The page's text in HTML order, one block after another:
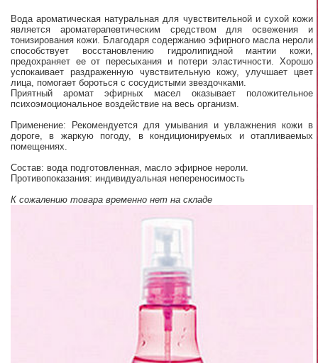
Вода ароматическая натуральная для чувствительной и сухой кожи
является ароматерапевтическим средством для освежения и
тонизирования кожи. Благодаря содержанию эфирного масла нероли
способствует восстановлению гидролипидной мантии кожи,
предохраняет ее от пересыхания и потери эластичности. Хорошо
успокаивает раздраженную чувствительную кожу, улучшает цвет
лица, помогает бороться с сосудистыми звездочками.
Приятный аромат эфирных масел оказывает положительное
психоэмоциональное воздействие на весь организм.
Применение: Рекомендуется для умывания и увлажнения кожи в
дороге, в жаркую погоду, в кондиционируемых и отапливаемых
помещениях.
Состав: вода подготовленная, масло эфирное нероли.
Противопоказания: индивидуальная непереносимость
К сожалению товара временно нет на складе